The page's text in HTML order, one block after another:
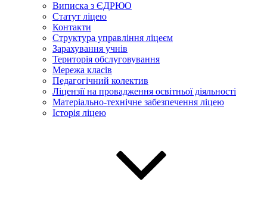
Виписка з ЄДРЮО
Статут ліцею
Контакти
Структура управління ліцеєм
Зарахування учнів
Територія обслуговування
Мережа класів
Педагогічний колектив
Ліцензії на провадження освітньої діяльності
Матеріально-технічне забезпечення ліцею
Історія ліцею